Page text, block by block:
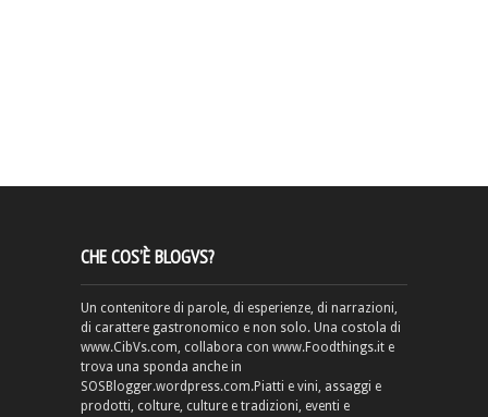
CHE COS’È BLOGVS?
Un contenitore di parole, di esperienze, di narrazioni,
di carattere gastronomico e non solo. Una costola di
www.CibVs.com, collabora con www.Foodthings.it e
trova una sponda anche in
SOSBlogger.wordpress.com.Piatti e vini, assaggi e
prodotti, colture, culture e tradizioni, eventi e